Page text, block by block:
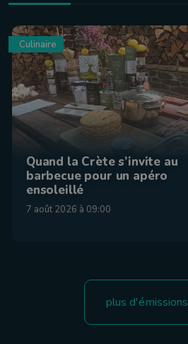
Culinaire
Quand la Crète s’invite au
barbecue pour un apéro
ensoleillé
7 août 2026 à 09:00
plus d'émissions